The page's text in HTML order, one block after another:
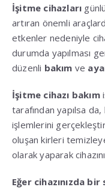
İşitme cihazları
artıran önemli
etkenler nedeniyle
durumda yapılması
düzenli bakım ve
İşitme cihazı bakım
tarafından yapılsa
işlemlerini
oluşan kirleri
olarak yaparak
Eğer cihazınızda